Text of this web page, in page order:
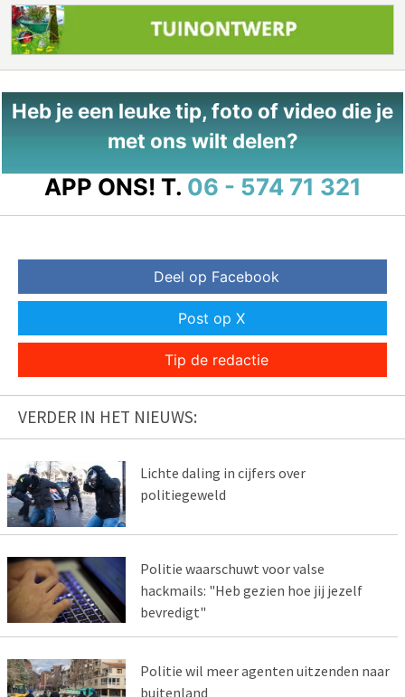
Heb je een leuke tip, foto of video die je
met ons wilt delen?
APP ONS! T. 06 - 574 71 321
Deel op Facebook
Post op X
Tip de redactie
VERDER IN HET NIEUWS:
Lichte daling in cijfers over
politiegeweld
Politie waarschuwt voor valse
hackmails: "Heb gezien hoe jij jezelf
bevredigt"
Politie wil meer agenten uitzenden naar
buitenland